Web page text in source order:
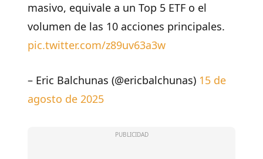
masivo, equivale a un Top 5 ETF o el
volumen de las 10 acciones principales.
pic.twitter.com/z89uv63a3w
– Eric Balchunas (@ericbalchunas) 15 de
agosto de 2025